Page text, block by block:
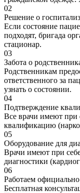
02
Решение о
Если состояние
подходят, бригада
стационар.
03
Забота о
Родственникам
ответственного за
узнать о состоянии.
04
Подтверждение
Все врачи имеют
квалификацию
05
Оборудование для
Врачи имеют при
диагностики
06
Работаем
Бесплатная